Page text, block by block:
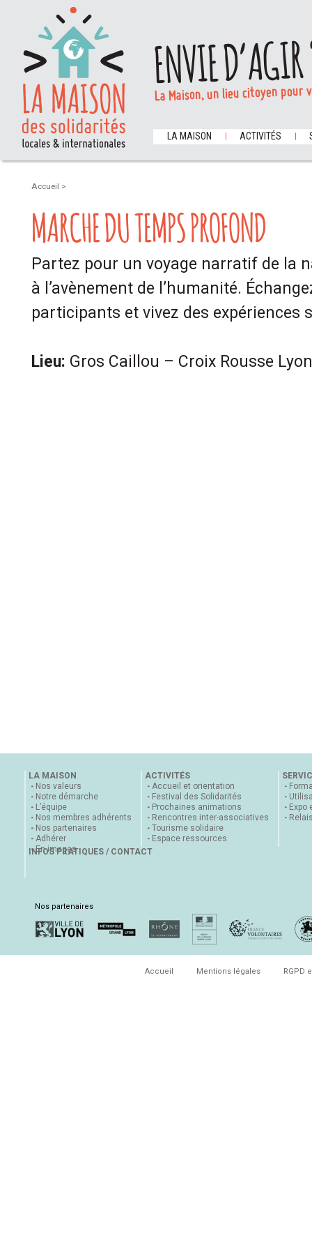
ENVIE
La Maison, un lieu citoyen
LA MAISON ACTIVITÉS
Accueil >
MARCHE DU TEMPS PROFOND
Partez pour un voyage narratif de la
à l’avènement de l’humanité.
participants et vivez des expériences
Lieu: Gros Caillou – Croix Rousse
LA MAISON
Nos valeurs
Notre démarche
L’équipe
Nos membres adhérents
Nos partenaires
Adhérer
En images
ACTIVITÉS
Accueil et orientation
Festival des Solidarités
Prochaines animations
Rencontres inter-associatives
Tourisme solidaire
Espace ressources
Expo
INFOS PRATIQUES / CONTACT
Nos partenaires
Accueil Mentions légales RGPD